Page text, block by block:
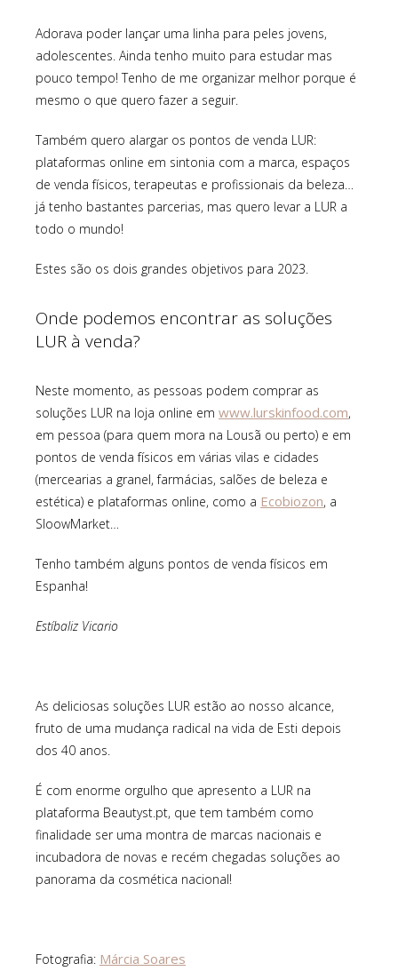
Adorava poder lançar uma linha para peles jovens,
adolescentes. Ainda tenho muito para estudar mas
pouco tempo! Tenho de me organizar melhor porque é
mesmo o que quero fazer a seguir.
Também quero alargar os pontos de venda LUR:
plataformas online em sintonia com a marca, espaços
de venda físicos, terapeutas e profissionais da beleza…
já tenho bastantes parcerias, mas quero levar a LUR a
todo o mundo!
Estes são os dois grandes objetivos para 2023.
Onde podemos encontrar as soluções
LUR à venda?
Neste momento, as pessoas podem comprar as
soluções LUR na loja online em www.lurskinfood.com,
em pessoa (para quem mora na Lousã ou perto) e em
pontos de venda físicos em várias vilas e cidades
(mercearias a granel, farmácias, salões de beleza e
estética) e plataformas online, como a Ecobiozon, a
SloowMarket…
Tenho também alguns pontos de venda físicos em
Espanha!
Estíbaliz Vicario
As deliciosas soluções LUR estão ao nosso alcance,
fruto de uma mudança radical na vida de Esti depois
dos 40 anos.
É com enorme orgulho que apresento a LUR na
plataforma Beautyst.pt, que tem também como
finalidade ser uma montra de marcas nacionais e
incubadora de novas e recém chegadas soluções ao
panorama da cosmética nacional!
Fotografia: Márcia Soares